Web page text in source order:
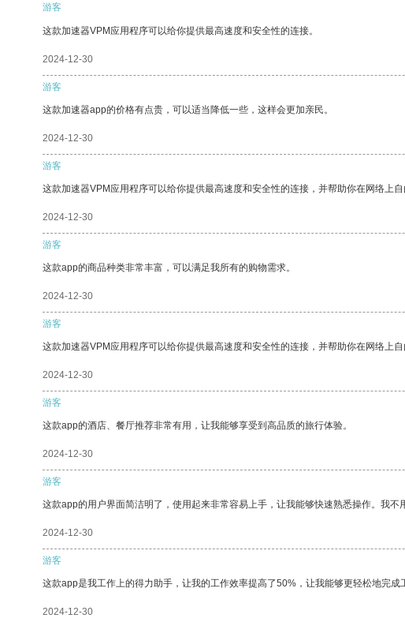
游客
这款加速器VPM应用程序可以给你提供最高速度和安全性的连接。
2024-12-30
游客
这款加速器app的价格有点贵，可以适当降低一些，这样会更加亲民。
2024-12-30
游客
这款加速器VPM应用程序可以给你提供最高速度和安全性的连接，并帮助你在网络上自
2024-12-30
游客
这款app的商品种类非常丰富，可以满足我所有的购物需求。
2024-12-30
游客
这款加速器VPM应用程序可以给你提供最高速度和安全性的连接，并帮助你在网络上自
2024-12-30
游客
这款app的酒店、餐厅推荐非常有用，让我能够享受到高品质的旅行体验。
2024-12-30
游客
这款app的用户界面简洁明了，使用起来非常容易上手，让我能够快速熟悉操作。我不
2024-12-30
游客
这款app是我工作上的得力助手，让我的工作效率提高了50%，让我能够更轻松地完成
2024-12-30